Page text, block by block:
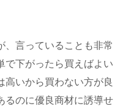
、言っていることも非常
で下がったら買えばよい
高いから買わない方が良
るのに優良商材に誘導せ